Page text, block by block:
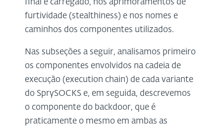
final é carregado, nos aprimoramentos de
furtividade (stealthiness) e nos nomes e
caminhos dos componentes utilizados.
Nas subseções a seguir, analisamos primeiro
os componentes envolvidos na cadeia de
execução (execution chain) de cada variante
do SprySOCKS e, em seguida, descrevemos
o componente do backdoor, que é
praticamente o mesmo em ambas as